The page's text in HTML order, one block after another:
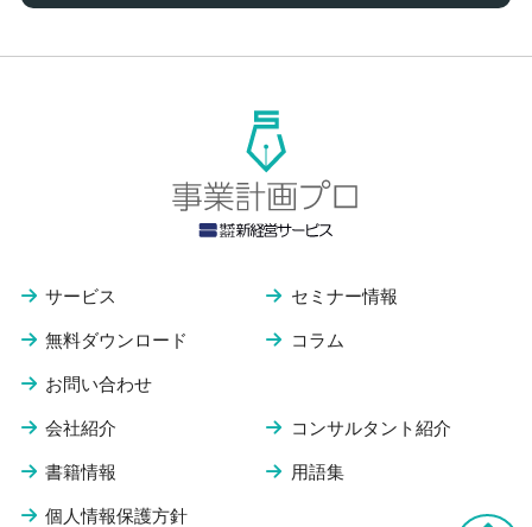
サービス セミナー情報
無料ダウンロード コラム
お問い合わせ
会社紹介 コンサルタント紹介
書籍情報 用語集
個人情報保護方針